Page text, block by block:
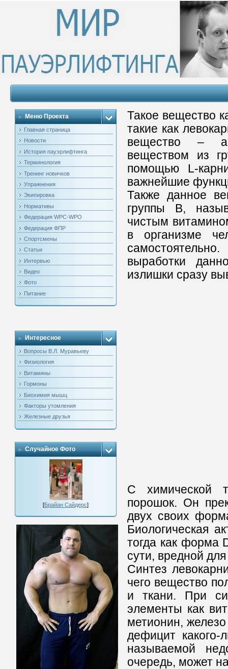
Меню Проекта
Главная страница
Новости
История пауэрлифтинга
Терминология
Тренинг новичков
Упражнения
Экипировка
Нормативы
Федерация WPC-WPO
Федерация ФПР
Спортсмены
Статьи
Интервью
Видео
Фото
Питание
Интересное
Вопросы В.Л. Муравьеву
Физиология
Витамины
Гормоны
Биохимия мышц
Факторы утомления
Железные друзья
Случайное Фото
[Брайан Сайдерс]
Такое вещество
такие как
вещество –
веществом из
помощью L-
важнейшие
Также данное
группы В,
чистым
в организме
выработки
излишки сразу
С химической
порошок. Он
двух своих
Биологическая
тогда как форма
сути, вредной
Синтез
чего вещество
и ткани. При
элементы как
метионин,
дефицит
называемой
очередь, может